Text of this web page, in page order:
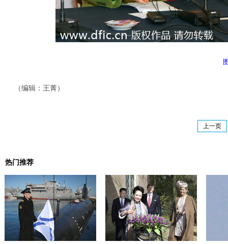
（编辑：王菁）
上一页
热门推荐